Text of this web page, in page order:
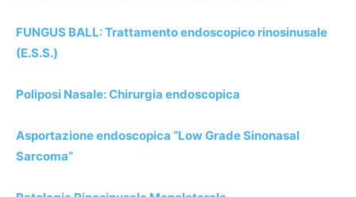
FUNGUS BALL: Trattamento endoscopico rinosinusale
(E.S.S.)
Poliposi Nasale: Chirurgia endoscopica
Asportazione endoscopica “Low Grade Sinonasal
Sarcoma”